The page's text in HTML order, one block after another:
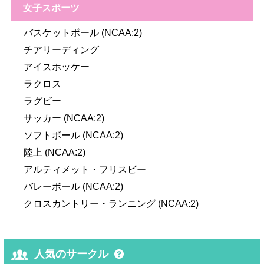
女子スポーツ
バスケットボール (NCAA:2)
チアリーディング
アイスホッケー
ラクロス
ラグビー
サッカー (NCAA:2)
ソフトボール (NCAA:2)
陸上 (NCAA:2)
アルティメット・フリスビー
バレーボール (NCAA:2)
クロスカントリー・ランニング (NCAA:2)
人気のサークル